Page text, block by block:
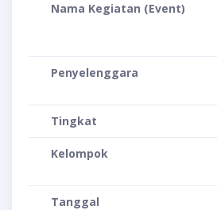
Nama Kegiatan (Event)
Penyelenggara
Tingkat
Kelompok
Tanggal